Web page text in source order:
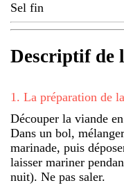
Sel fin
Descriptif de
1 . La préparation de
Découper la viande
Dans un bol,
marinade, puis
laisser mariner
nuit). Ne pas saler.